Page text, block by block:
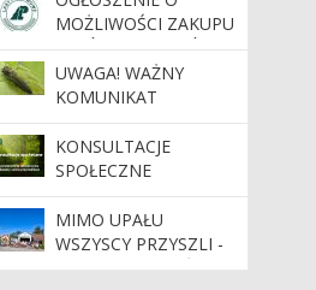
MOŻLIWOŚCI ZAKUPU
LASÓW I GRUNTÓW
PRZEZNACZONYCH
DO ZALESIENIA
UWAGA! WAŻNY
KOMUNIKAT
DOTYCZĄCY
PRIORYTETOWEGO
AGROFAGA
KWARANTANNOWEGO
OPIĘTKA
JESIONOWCA
KONSULTACJE
SPOŁECZNE
MIMO UPAŁU
WSZYSCY PRZYSZLI -
15. MIELECKI LEŚNY